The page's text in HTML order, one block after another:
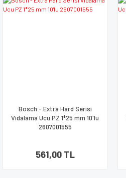
Bosch - Extra Hard Serisi
Vidalama Ucu PZ 1*25 mm 10'lu
2607001555
561,00 TL